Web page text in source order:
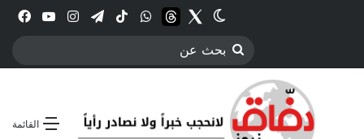
انستقرامتيلقرام‫TikTokواتسابthreadsTwitter
الوضع المظلم
بحث
القائمة